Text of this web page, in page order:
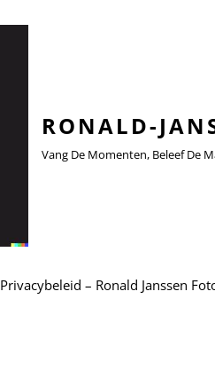
RONALD-
Vang De Momenten, Beleef De
Privacybeleid – Ronald Janssen